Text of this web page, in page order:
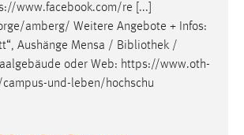
www.facebook.com/re [...]
amberg/ Weitere Angebote + Infos:
Aushänge Mensa / Bibliothek /
oder Web: https://www.oth-
und-leben/hochschu